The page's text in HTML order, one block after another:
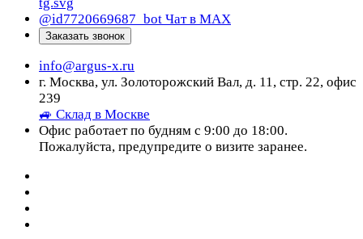
@id7720669687_bot Чат в МАХ
Заказать звонок
info@argus-x.ru
г. Москва, ул. Золоторожский Вал, д. 11, стр. 22, офис
239
🚙 Склад в Москве
Офис работает по будням с 9:00 до 18:00.
Пожалуйста, предупредите о визите заранее.